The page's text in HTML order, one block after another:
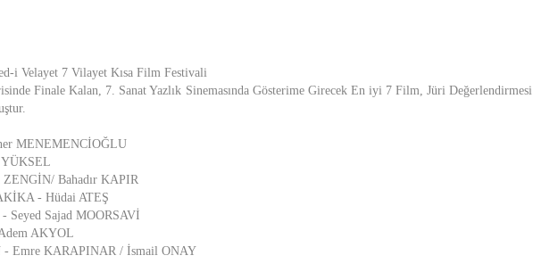
i Velayet 7 Vilayet Kısa Film Festivali
Finale Kalan, 7. Sanat Yazlık Sinemasında Gösterime Girecek En iyi 7 Film, Jüri Değerlendirmesi
MENEMENCİOĞLU
Bahadır KAPIR
- Hüdai ATEŞ
Seyed Sajad MOORSAVİ
AKYOL
Emre KARAPINAR / İsmail ONAY